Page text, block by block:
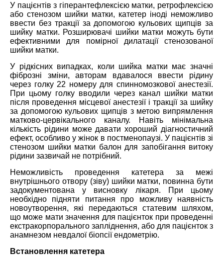
У пацієнтів з гіперантефлексією матки, ретрофлексією
або стенозом шийки матки, катетер іноді неможливо
ввести без тракції за допомогою кульових щипців за
шийку матки. Розширювачі шийки матки можуть бути
ефективними для помірної дилатації стенозованої
шийки матки.
У рідкісних випадках, коли шийка матки має значні
фіброзні зміни, авторам вдавалося ввести рідину
через голку 22 номеру для спинномозкової анестезії.
При цьому голку вводили через канал шийки матки
після проведення місцевої анестезії і тракції за шийку
за допомогою кульових щипців з метою випрямлення
матково-цервікального каналу. Навіть мінімальна
кількість рідини може давати хороший діагностичний
ефект, особливо у жінок в постменопаузі. У пацієнтів зі
стенозом шийки матки балон для запобігання витоку
рідини зазвичай не потрібний.
Неможливість проведення катетера за межі
внутрішнього отвору (зіву) шийки матки, повинна бути
задокументована у висновку лікаря. При цьому
необхідно підняти питання про можливу наявність
новоутворення, які передаються статевим шляхом,
що може мати значення для пацієнток при проведенні
екстракорпорального запліднення, або для пацієнток з
анамнезом невдалої біопсії ендометрію.
Встановлення катетера